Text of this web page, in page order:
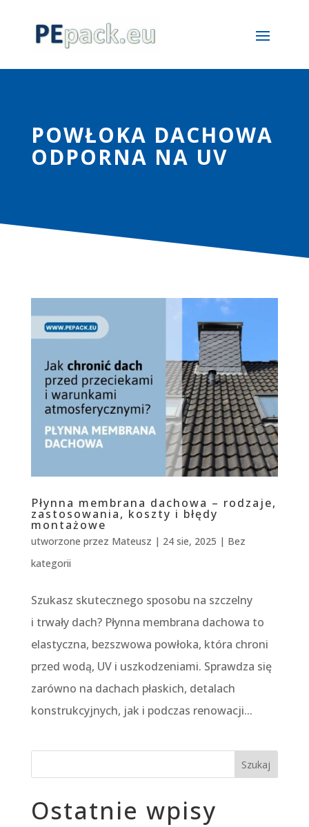
POWŁOKA DACHOWA
ODPORNA NA UV
Płynna membrana dachowa – rodzaje,
zastosowania, koszty i błędy
montażowe
utworzone przez Mateusz | 24 sie, 2025 | Bez
kategorii
Szukasz skutecznego sposobu na szczelny
i trwały dach? Płynna membrana dachowa to
elastyczna, bezszwowa powłoka, która chroni
przed wodą, UV i uszkodzeniami. Sprawdza się
zarówno na dachach płaskich, detalach
konstrukcyjnych, jak i podczas renowacji...
Szukaj
Ostatnie wpisy